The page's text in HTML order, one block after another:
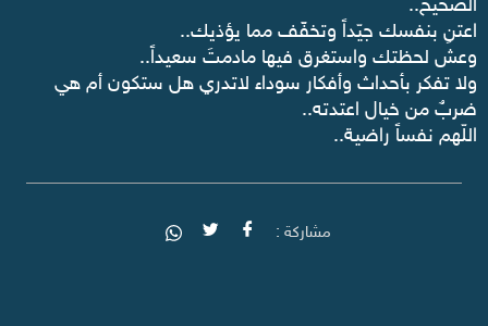
الصحيح..
‏اعتنِ بنفسك جيّداً وتخفّّف مما يؤذيك..
‏وعش لحظتك واستغرق فيها مادمتَ سعيداً..
‏ولا تفكر بأحداث وأفكار سوداء لاتدري هل ستكون أم هي
ضربٌ من خيال اعتدته..
‏اللّهم نفساً راضية.. ‏⁧‫‏⁧‫‏
مشاركة :